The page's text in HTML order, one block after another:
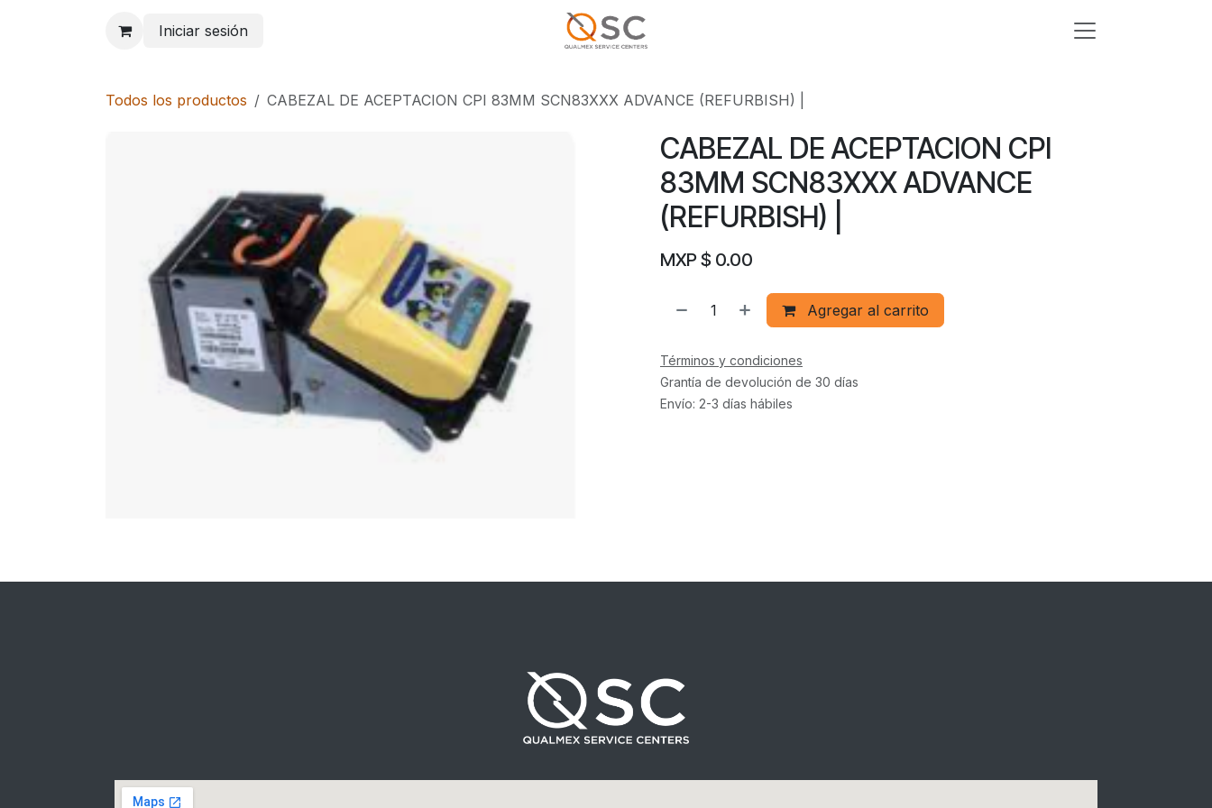
Iniciar sesión
Todos los productos CABEZAL DE ACEPTACION CPI 83MM SCN83XXX ADVANCE (REFURBISH) |
CABEZAL DE ACEPTACION CPI
83MM SCN83XXX ADVANCE
(REFURBISH) |
MXP $ 0.00
Agregar al carrito
Términos y condiciones
Grantía de devolución de 30 días
Envío: 2-3 días hábiles